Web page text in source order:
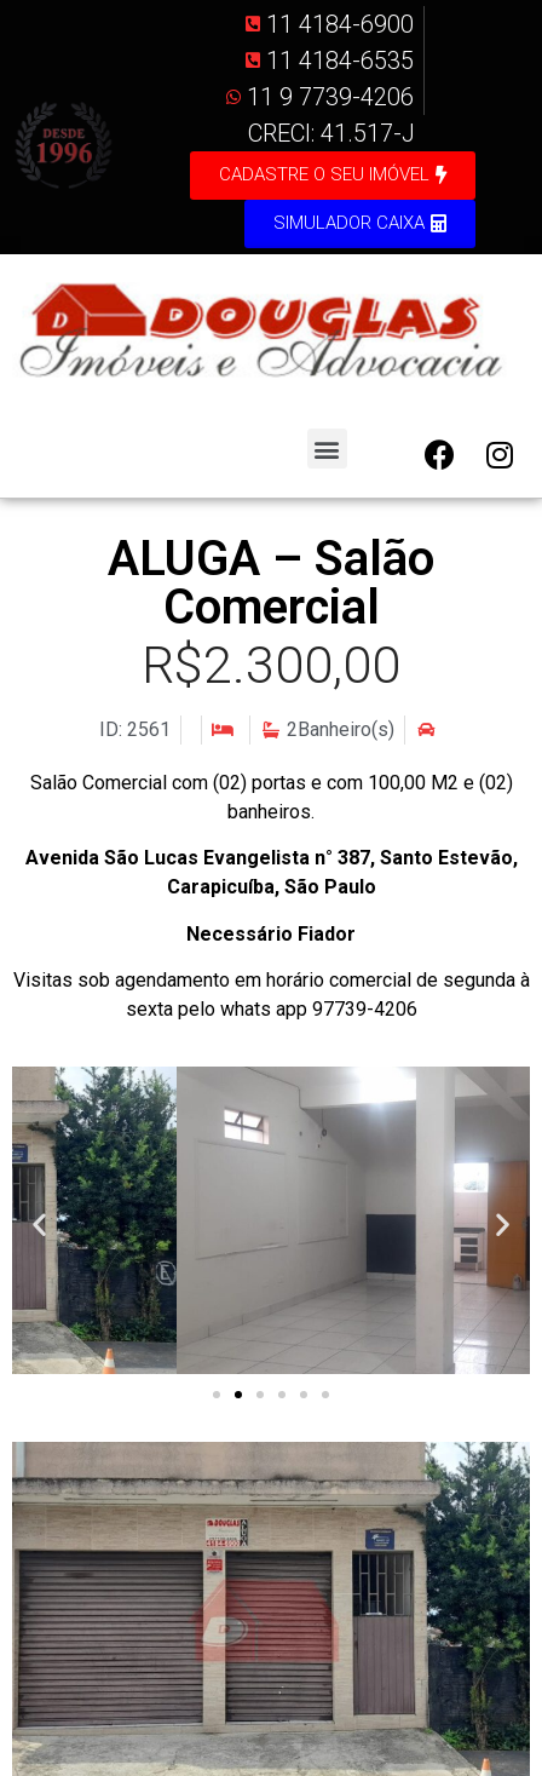
11 4184-6900
11 4184-6535
11 9 7739-4206
CRECI: 41.517-J
CADASTRE O SEU IMÓVEL
SIMULADOR CAIXA
ALUGA – Salão
Comercial
R$2.300,00
ID: 2561 2Banheiro(s)
Salão Comercial com (02) portas e com 100,00 M2 e (02)
banheiros.
Avenida São Lucas Evangelista n° 387, Santo Estevão,
Carapicuíba, São Paulo
Necessário Fiador
Visitas sob agendamento em horário comercial de segunda à
sexta pelo whats app 97739-4206